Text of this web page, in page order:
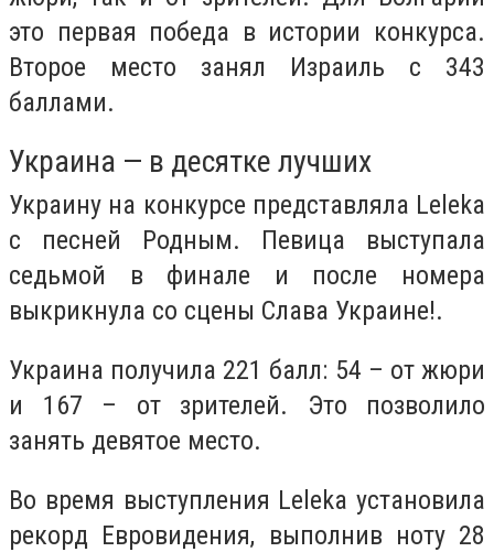
это первая победа в истории конкурса.
Второе место занял Израиль с 343
баллами.
Украина — в десятке лучших
Украину на конкурсе представляла Leleka
с песней Родным. Певица выступала
седьмой в финале и после номера
выкрикнула со сцены Слава Украине!.
Украина получила 221 балл: 54 – от жюри
и 167 – от зрителей. Это позволило
занять девятое место.
Во время выступления Leleka установила
рекорд Евровидения, выполнив ноту 28